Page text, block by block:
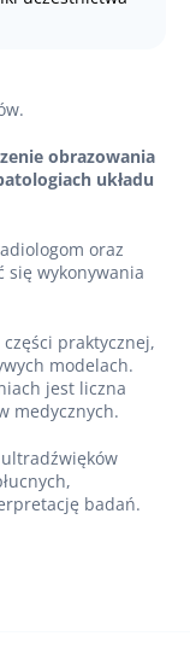
obrazowania
układu
oraz
się wykonywania
części praktycznej,
modelach.
jest liczna
medycznych.
badań.